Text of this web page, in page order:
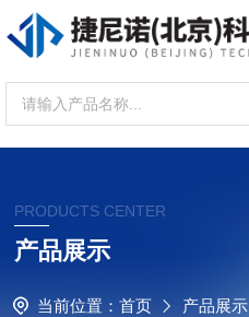
PRODUCTS CENTER
产品展示
当前位置： 首页 产品展示